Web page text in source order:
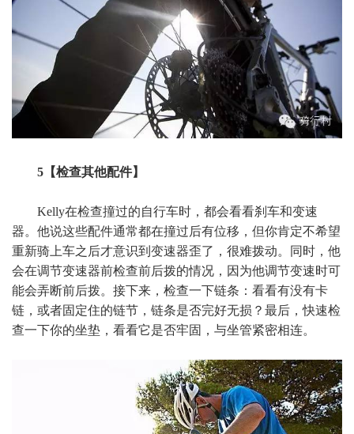
5【检查其他配件】
Kelly在检查撞过的自行车时，都会看看刹车和变速
器。他说这些配件通常都在撞过后有位移，但你肯定不希望
重新骑上车之后才意识到变速器歪了，很难拨动。同时，他
会在调节变速器前检查前后拨的情况，因为他调节变速时可
能会弄断前后拨。接下来，检查一下链条：看看有没有卡
链，或者固定住的链节，链条是否完好无损？最后，快速检
查一下你的坐垫，看看它是否牢固，与坐管紧密相连。